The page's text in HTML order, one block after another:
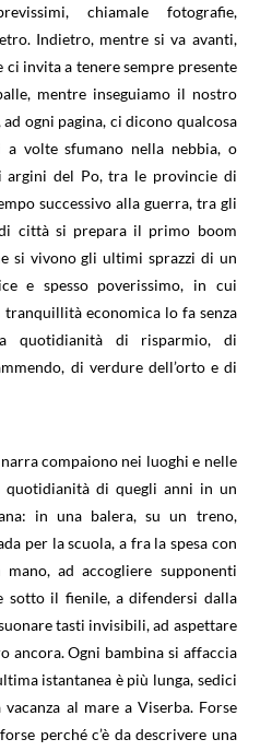
chiamale fotografie,
Indietro, mentre si va avanti,
invita a tenere sempre presente
mentre inseguiamo il nostro
ogni pagina, ci dicono qualcosa
volte sfumano nella nebbia, o
argini del Po, tra le provincie di
successivo alla guerra, tra gli
città si prepara il primo boom
si vivono gli ultimi sprazzi di un
e spesso poverissimo, in cui
economica lo fa senza
quotidianità di risparmio, di
di verdure dell’orto e di
compaiono nei luoghi e nelle
quotidianità di quegli anni in un
in una balera, su un treno,
per la scuola, a fra la spesa con
ad accogliere supponenti
sotto il fienile, a difendersi dalla
tasti invisibili, ad aspettare
ancora. Ogni bambina si affaccia
istantanea è più lunga, sedici
al mare a Viserba. Forse
perché c’è da descrivere una